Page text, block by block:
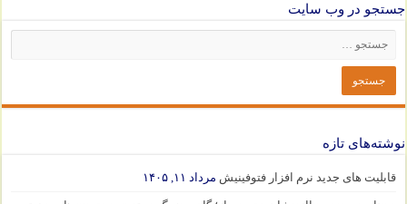
جستجو در وب سایت
نوشته‌های تازه
قابلیت های جدید نرم افزار فتوفینیش مرداد ۱۱, ۱۴۰۵